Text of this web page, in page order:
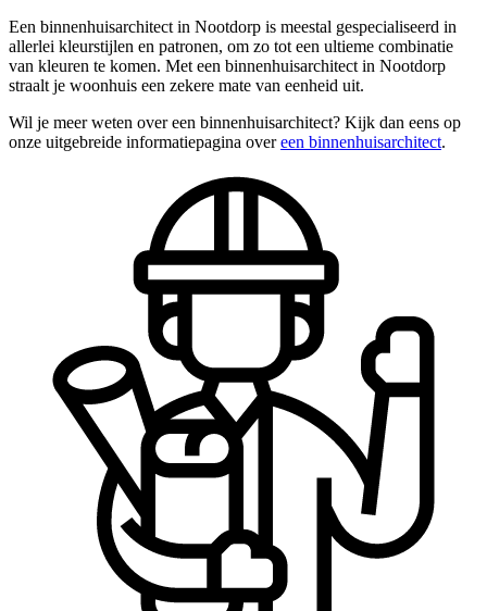
Een binnenhuisarchitect in Nootdorp is meestal gespecialiseerd in
allerlei kleurstijlen en patronen, om zo tot een ultieme combinatie
van kleuren te komen. Met een binnenhuisarchitect in Nootdorp
straalt je woonhuis een zekere mate van eenheid uit.
Wil je meer weten over een binnenhuisarchitect? Kijk dan eens op
onze uitgebreide informatiepagina overeen binnenhuisarchitect.